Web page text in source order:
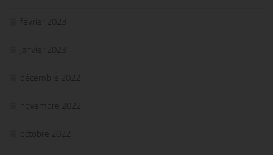
février 2023
janvier 2023
décembre 2022
novembre 2022
octobre 2022